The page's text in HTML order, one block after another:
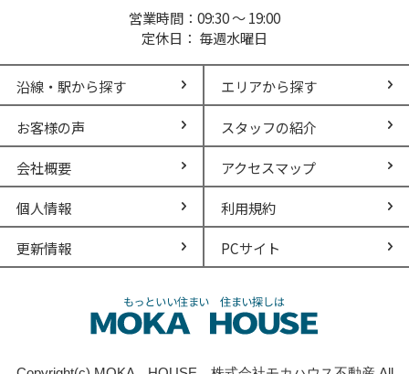
営業時間：09:30 ～ 19:00
定休日： 毎週水曜日
沿線・駅から探す エリアから探す
お客様の声 スタッフの紹介
会社概要 アクセスマップ
個人情報 利用規約
更新情報 PCサイト